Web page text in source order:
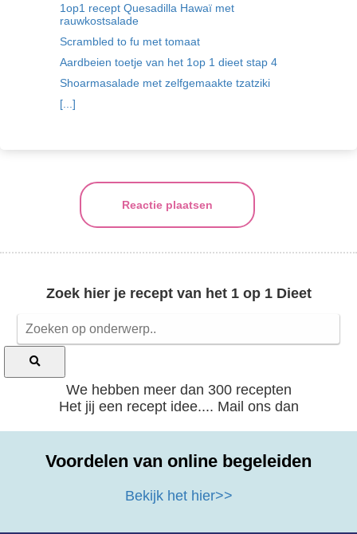
1op1 recept Quesadilla Hawaï met
rauwkostsalade
Scrambled to fu met tomaat
Aardbeien toetje van het 1op 1 dieet stap 4
Shoarmasalade met zelfgemaakte tzatziki
[...]
Reactie plaatsen
Zoek hier je recept van het 1 op 1 Dieet
We hebben meer dan 300 recepten
Het jij een recept idee.... Mail ons dan
Voordelen van online begeleiden
Bekijk het hier>>